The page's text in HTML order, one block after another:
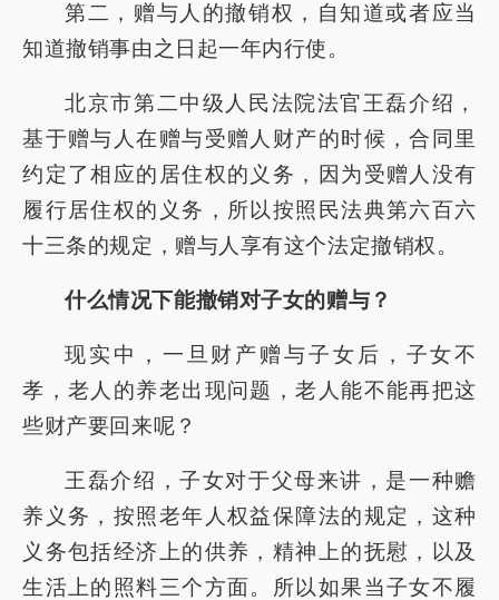
第二，赠与人的撤销权，自知道或者应当
知道撤销事由之日起一年内行使。
北京市第二中级人民法院法官王磊介绍，
基于赠与人在赠与受赠人财产的时候，合同里
约定了相应的居住权的义务，因为受赠人没有
履行居住权的义务，所以按照民法典第六百六
十三条的规定，赠与人享有这个法定撤销权。
什么情况下能撤销对子女的赠与？
现实中，一旦财产赠与子女后，子女不
孝，老人的养老出现问题，老人能不能再把这
些财产要回来呢？
王磊介绍，子女对于父母来讲，是一种赡
养义务，按照老年人权益保障法的规定，这种
义务包括经济上的供养，精神上的抚慰，以及
生活上的照料三个方面。所以如果当子女不履